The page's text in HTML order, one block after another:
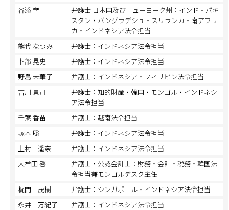
谷添 学
弁護士 日本国及びニューヨーク州：インド・パキ
スタン・バングラデシュ・スリランカ・南アフリ
カ・インドネシア法令担当
熊代 なつみ
弁護士：インドネシア法令担当
卜部 晃史
弁護士：インドネシア法令担当
野島 未華子
弁護士：インドネシア・フィリピン法令担当
吉川 景司
弁護士：知的財産・韓国・モンゴル・インドネシ
ア法令担当
千葉 香苗
弁護士：越南法令担当
塚本 聡
弁護士：インドネシア法令担当
上村 遥奈
弁護士：インドネシア法令担当
大牟田 啓
弁護士・公認会計士：財務・会計・税務・韓国法
令担当兼モンゴルデスク主任
梶間 茂樹
弁護士：シンガポール・インドネシア法令担当
永井 万紀子
弁護士：インドネシア法令担当